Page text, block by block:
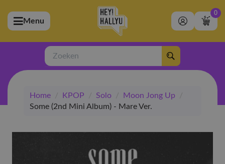
(Artiesten)
(Merchandise)
(Exclusive)
(Winkel)
Menu
0
Zoeken
Home / KPOP / Solo / Moon Jong Up
/
Some (2nd Mini Album) - Mare Ver.